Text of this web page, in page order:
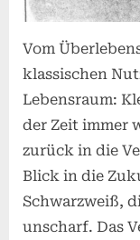
Vom
klassischen
Lebensraum:
der Zeit immer
zurück in die
Blick in die
Schwarzweiß,
unscharf. Das